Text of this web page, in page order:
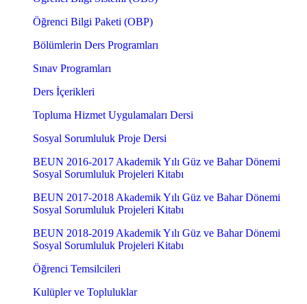
Öğrenci Bilgi Paketi (OBP)
Bölümlerin Ders Programları
Sınav Programları
Ders İçerikleri
Topluma Hizmet Uygulamaları Dersi
Sosyal Sorumluluk Proje Dersi
BEUN 2016-2017 Akademik Yılı Güz ve Bahar Dönemi
Sosyal Sorumluluk Projeleri Kitabı
BEUN 2017-2018 Akademik Yılı Güz ve Bahar Dönemi
Sosyal Sorumluluk Projeleri Kitabı
BEUN 2018-2019 Akademik Yılı Güz ve Bahar Dönemi
Sosyal Sorumluluk Projeleri Kitabı
Öğrenci Temsilcileri
Kulüpler ve Topluluklar